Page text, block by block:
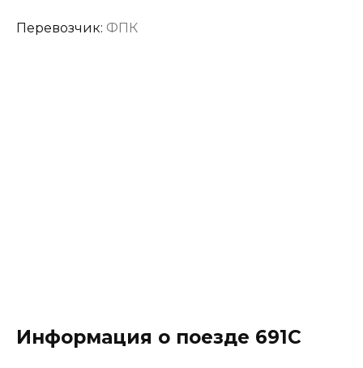
Перевозчик: ФПК
Информация о поезде 691С